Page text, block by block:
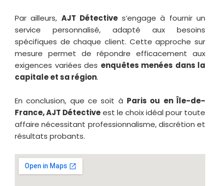
Par ailleurs, AJT Détectives’engage à fournir un
service personnalisé, adapté aux besoins
spécifiques de chaque client. Cette approche sur
mesure permet de répondre efficacement aux
exigences variées des enquêtes menées dans la
capitale et sa région.
En conclusion, que ce soit à Paris ou en Île-de-
France, AJT Détectiveest le choix idéal pour toute
affaire nécessitant professionnalisme, discrétion et
résultats probants.